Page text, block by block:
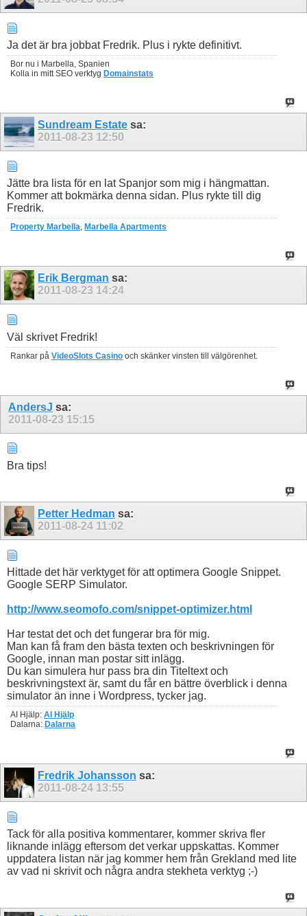
Ja det är bra jobbat Fredrik. Plus i rykte definitivt.
Bor nu i Marbella, Spanien
Kolla in mitt SEO verktyg Domainstats
Sundream Estate sa:
2011-08-23 12:50
Jätte bra lista för en lat Spanjor som mig i hängmattan.
Kommer att bokmärka denna sidan. Plus rykte till dig
Fredrik.
Property Marbella, Marbella Apartments
Erik Bergman sa:
2011-08-23 14:24
Väl skrivet Fredrik!
Rankar på VideoSlots Casino och skänker vinsten till välgörenhet.
AndersJ sa:
2011-08-23 15:15
Bra tips!
Petter Hedman sa:
2011-08-24 11:02
Hittade det här verktyget för att optimera Google Snippet.
Google SERP Simulator.
http://www.seomofo.com/snippet-optimizer.html
Har testat det och det fungerar bra för mig.
Man kan få fram den bästa texten och beskrivningen för
Google, innan man postar sitt inlägg.
Du kan simulera hur pass bra din Titeltext och
beskrivningstext är, samt du får en bättre överblick i denna
simulator än inne i Wordpress, tycker jag.
AI Hjälp: AI Hjälp
Dalarna: Dalarna
Fredrik Johansson sa:
2011-08-24 13:55
Tack för alla positiva kommentarer, kommer skriva fler
liknande inlägg eftersom det verkar uppskattas. Kommer
uppdatera listan när jag kommer hem från Grekland med lite
av vad ni skrivit och några andra stekheta verktyg ;-)